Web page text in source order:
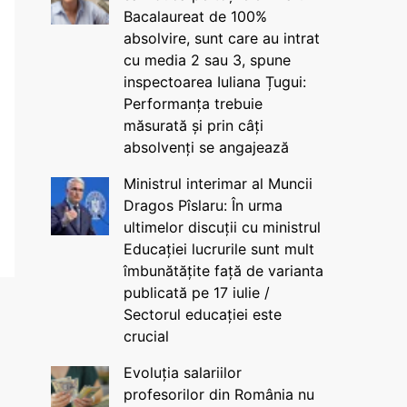
Bacalaureat de 100%
absolvire, sunt care au intrat
cu media 2 sau 3, spune
inspectoarea Iuliana Țugui:
Performanța trebuie
măsurată și prin câți
absolvenți se angajează
Ministrul interimar al Muncii
Dragos Pîslaru: În urma
ultimelor discuții cu ministrul
Educației lucrurile sunt mult
îmbunătățite față de varianta
publicată pe 17 iulie /
Sectorul educației este
crucial
Evoluția salariilor
profesorilor din România nu